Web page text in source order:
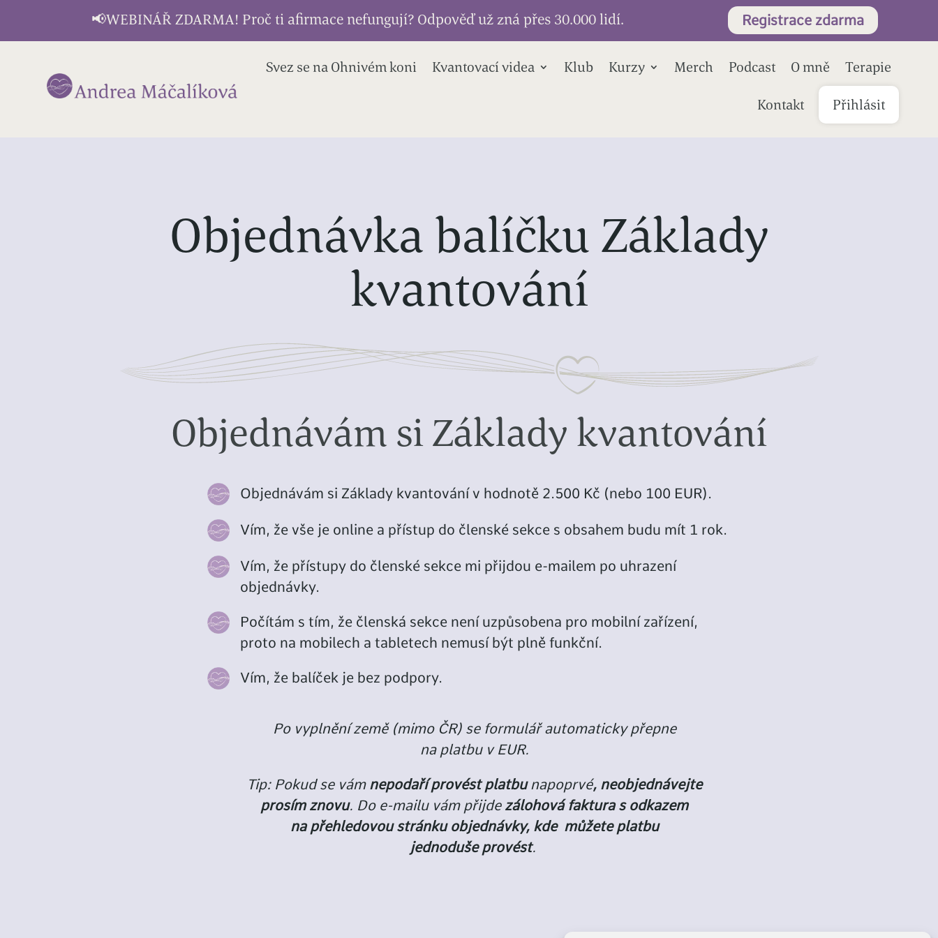
📢WEBINÁŘ ZDARMA! Proč ti afirmace nefungují? Odpověď už zná přes 30.000 lidí. Registrace zdarma
Svez se na Ohnivém koni Kvantovací videa Klub Kurzy Merch Podcast O mně Terapie
Kontakt Přihlásit
Objednávka balíčku Základy
kvantování
Objednávám si Základy kvantování
Objednávám si Základy kvantování v hodnotě 2.500 Kč (nebo 100 EUR).
Vím, že vše je online a přístup do členské sekce s obsahem budu mít 1 rok.
Vím, že přístupy do členské sekce mi přijdou e-mailem po uhrazení
objednávky.
Počítám s tím, že členská sekce není uzpůsobena pro mobilní zařízení,
proto na mobilech a tabletech nemusí být plně funkční.
Vím, že balíček je bez podpory.
Po vyplnění země (mimo ČR) se formulář automaticky přepne
na platbu v EUR.
Tip: Pokud se vám nepodaří provést platbu napoprvé, neobjednávejte
prosím znovu. Do e-mailu vám přijde zálohová faktura s odkazem
na přehledovou stránku objednávky, kde můžeteplatbu
jednoduše provést.